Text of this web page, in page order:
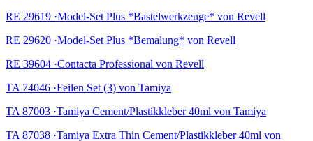
RE 29619 ·Model-Set Plus *Bastelwerkzeuge* von Revell
RE 29620 ·Model-Set Plus *Bemalung* von Revell
RE 39604 ·Contacta Professional von Revell
TA 74046 ·Feilen Set (3) von Tamiya
TA 87003 ·Tamiya Cement/Plastikkleber 40ml von Tamiya
TA 87038 ·Tamiya Extra Thin Cement/Plastikkleber 40ml von